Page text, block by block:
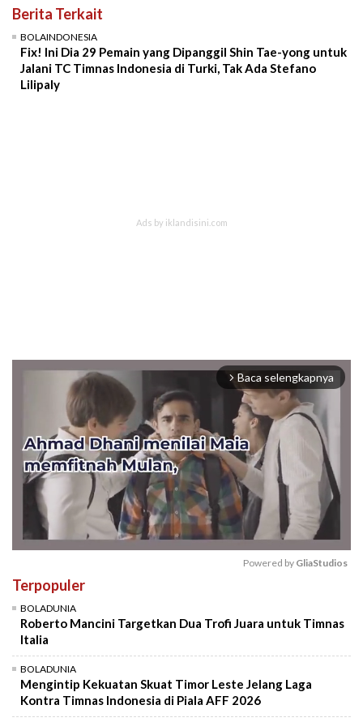
Berita Terkait
BOLAINDONESIA
Fix! Ini Dia 29 Pemain yang Dipanggil Shin Tae-yong untuk
Jalani TC Timnas Indonesia di Turki, Tak Ada Stefano
Lilipaly
arrow_forward_ios Baca selengkapnya
Powered by GliaStudios
Terpopuler
BOLADUNIA
Roberto Mancini Targetkan Dua Trofi Juara untuk Timnas
Italia
BOLADUNIA
Mengintip Kekuatan Skuat Timor Leste Jelang Laga
Kontra Timnas Indonesia di Piala AFF 2026